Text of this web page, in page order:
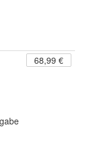
68,99 €